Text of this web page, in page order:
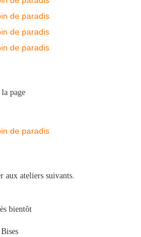
la page
aux ateliers suivants.
bientôt
Bises